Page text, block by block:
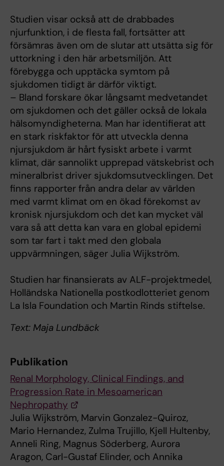
Studien visar också att de drabbades
njurfunktion, i de flesta fall, fortsätter att
försämras även om de slutar att utsätta sig för
uttorkning i den här arbetsmiljön. Att
förebygga och upptäcka symtom på
sjukdomen tidigt är därför viktigt.
– Bland forskare ökar långsamt medvetandet
om sjukdomen och det gäller också de lokala
hälsomyndigheterna. Man har identifierat att
en stark riskfaktor för att utveckla denna
njursjukdom är hårt fysiskt arbete i varmt
klimat, där sannolikt upprepad vätskebrist och
mineralbrist driver sjukdomsutvecklingen. Det
finns rapporter från andra delar av världen
med varmt klimat om en ökad förekomst av
kronisk njursjukdom och det kan mycket väl
vara så att detta kan vara en global epidemi
som tar fart i takt med den globala
uppvärmningen, säger Julia Wijkström.
Studien har finansierats av ALF-projektmedel,
Holländska Nationella postkodlotteriet genom
La Isla Foundation och Martin Rinds stiftelse.
Text: Maja Lundbäck
Publikation
Renal Morphology, Clinical Findings, and
Progression Rate in Mesoamerican
Nephropathy
Julia Wijkström, Marvin Gonzalez-Quiroz,
Mario Hernandez, Zulma Trujillo, Kjell Hultenby,
Anneli Ring, Magnus Söderberg, Aurora
Aragon, Carl-Gustaf Elinder, och Annika